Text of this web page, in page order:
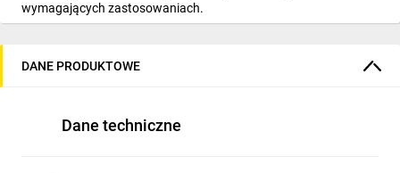
wymagających zastosowaniach.
DANE PRODUKTOWE
Dane techniczne